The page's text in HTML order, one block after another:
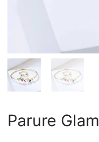
Parure